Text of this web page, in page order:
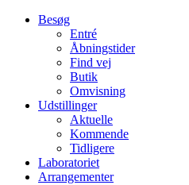
Besøg
Entré
Åbningstider
Find vej
Butik
Omvisning
Udstillinger
Aktuelle
Kommende
Tidligere
Laboratoriet
Arrangementer